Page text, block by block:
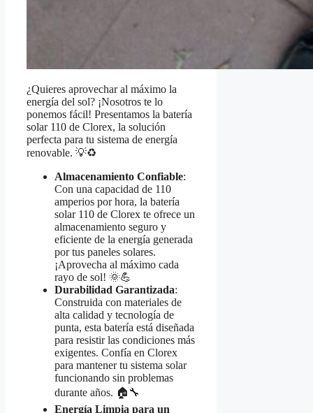
¿Quieres aprovechar al máximo la
energía del sol? ¡Nosotros te lo
ponemos fácil! Presentamos la batería
solar 110 de Clorex, la solución
perfecta para tu sistema de energía
renovable. 💡♻️
Almacenamiento Confiable:
Con una capacidad de 110
amperios por hora, la batería
solar 110 de Clorex te ofrece un
almacenamiento seguro y
eficiente de la energía generada
por tus paneles solares.
¡Aprovecha al máximo cada
rayo de sol! 🌞💪
Durabilidad Garantizada:
Construida con materiales de
alta calidad y tecnología de
punta, esta batería está diseñada
para resistir las condiciones más
exigentes. Confía en Clorex
para mantener tu sistema solar
funcionando sin problemas
durante años. 🏠🔧
Energía Limpia para un